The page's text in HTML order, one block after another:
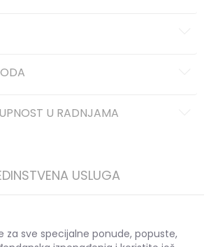
U RADNJAMA
USLUGA
za sve specijalne ponude, popuste,